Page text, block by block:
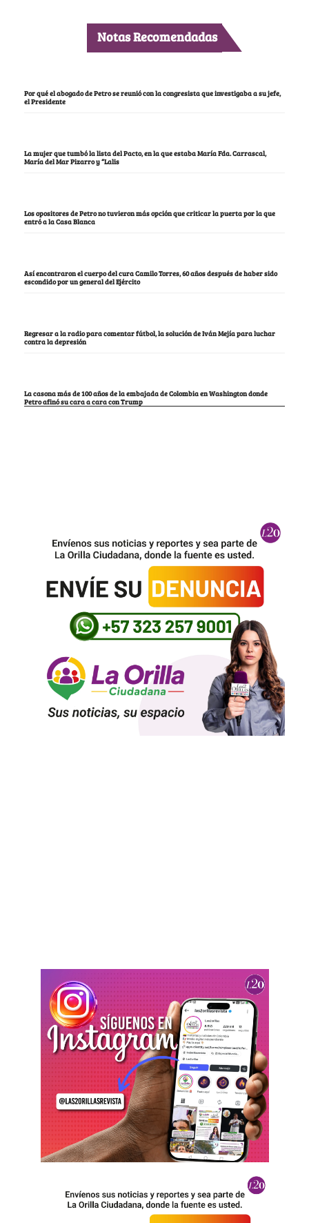
Notas Recomendadas
Por qué el abogado de Petro se reunió con la congresista que investigaba a su jefe,
el Presidente
La mujer que tumbó la lista del Pacto, en la que estaba María Fda. Carrascal,
María del Mar Pizarro y “Lalis
Los opositores de Petro no tuvieron más opción que criticar la puerta por la que
entró a la Casa Blanca
Así encontraron el cuerpo del cura Camilo Torres, 60 años después de haber sido
escondido por un general del Ejército
Regresar a la radio para comentar fútbol, la solución de Iván Mejía para luchar
contra la depresión
La casona más de 100 años de la embajada de Colombia en Washington donde
Petro afinó su cara a cara con Trump